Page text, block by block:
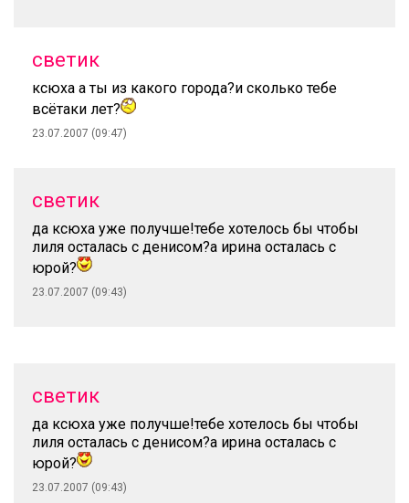
светик
ксюха а ты из какого города?и сколько тебе
всётаки лет?
23.07.2007 (09:47)
светик
да ксюха уже получше!тебе хотелось бы чтобы
лиля осталась с денисом?а ирина осталась с
юрой?
23.07.2007 (09:43)
светик
да ксюха уже получше!тебе хотелось бы чтобы
лиля осталась с денисом?а ирина осталась с
юрой?
23.07.2007 (09:43)